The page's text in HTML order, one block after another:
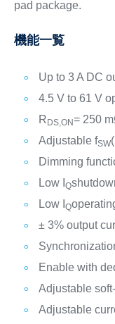
pad package.
機能一覧
Up to 3 A DC
4.5 V to 61 V
R DS,ON= 250
Adjustable fSW
Dimming
Low I Q
Low I Q
± 3% output
Enable with
Adjustable
Adjustable